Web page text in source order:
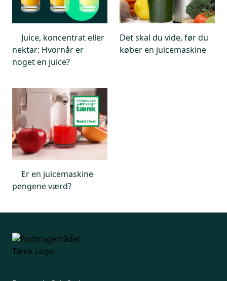
Juice, koncentrat eller
nektar: Hvornår er
noget en juice?
Det skal du vide, før du
køber en juicemaskine
Er en juicemaskine
pengene værd?